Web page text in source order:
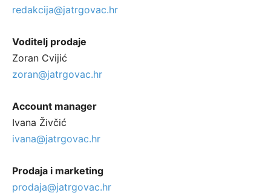
redakcija@jatrgovac.hr
Voditelj prodaje
Zoran Cvijić
zoran@jatrgovac.hr
Account manager
Ivana Živčić
ivana@jatrgovac.hr
Prodaja i marketing
prodaja@jatrgovac.hr